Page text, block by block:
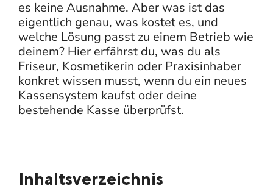
es keine Ausnahme. Aber was ist das
eigentlich genau, was kostet es, und
welche Lösung passt zu einem Betrieb wie
deinem? Hier erfährst du, was du als
Friseur, Kosmetikerin oder Praxisinhaber
konkret wissen musst, wenn du ein neues
Kassensystem kaufst oder deine
bestehende Kasse überprüfst.
Inhaltsverzeichnis